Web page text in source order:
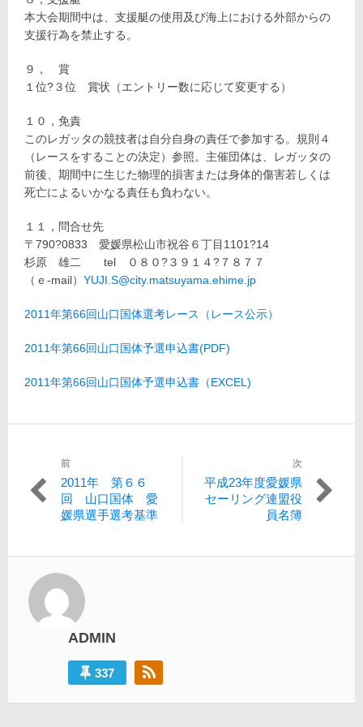
本大会期間中は、支援艇の使用及び海上における外部からの
支援行為を禁止する。
９， 賞
１位?３位 賞状（エントリー数に応じて変更する）
１０，免責
このレガッタの競技者は自分自身の責任で参加する。規則４
（レースをすることの決定）参照。主催団体は、レガッタの
前後、期間中に生じた物理的損害または身体的傷害若しくは
死亡によるいかなる責任も負わない。
１１，問合せ先
〒790?0833 愛媛県松山市祝谷６丁目1101?14
杉原 雄二 tel ０８０?３９１４?７８７７
（ｅ-mail） YUJI.S@city.matsuyama.ehime.jp
2011年第66回山口国体選考レース（レース公示）
2011年第66回山口国体予選申込書(PDF)
2011年第66回山口国体予選申込書（EXCEL)
稿
ゲ
ー
シ
前
過
去
の
2011年 第６６
回 山口国体 愛
媛県選手選考基準
次
次平成23年度愛媛県
セーリング連盟役
員名簿
ADMIN
337